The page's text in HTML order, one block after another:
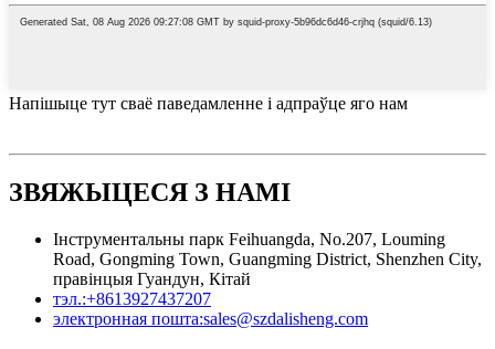
Напішыце тут сваё паведамленне і адпраўце яго нам
ЗВЯЖЫЦЕСЯ З НАМІ
Інструментальны парк Feihuangda, No.207, Louming
Road, Gongming Town, Guangming District, Shenzhen City,
правінцыя Гуандун, Кітай
тэл.:+8613927437207
электронная пошта:sales@szdalisheng.com